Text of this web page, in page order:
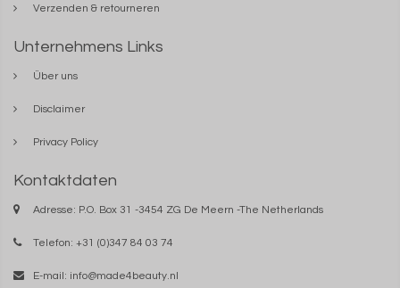
Verzenden & retourneren
Unternehmens Links
Über uns
Disclaimer
Privacy Policy
Kontaktdaten
Adresse: P.O. Box 31 -3454 ZG De Meern -The Netherlands
Telefon: +31 (0)347 84 03 74
E-mail: info@made4beauty.nl